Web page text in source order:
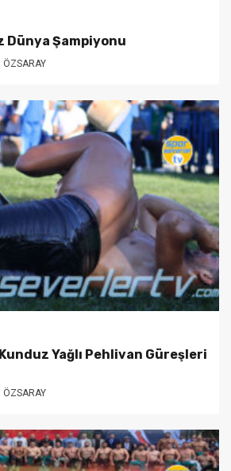
Dünya Şampiyonu
ÖZSARAY
Yağlı Pehlivan Güreşleri
ÖZSARAY